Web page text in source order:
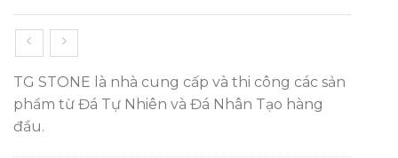
TG STONE là nhà cung cấp và thi công các sản
phẩm từ Đá Tự Nhiên và Đá Nhân Tạo hàng
đầu.